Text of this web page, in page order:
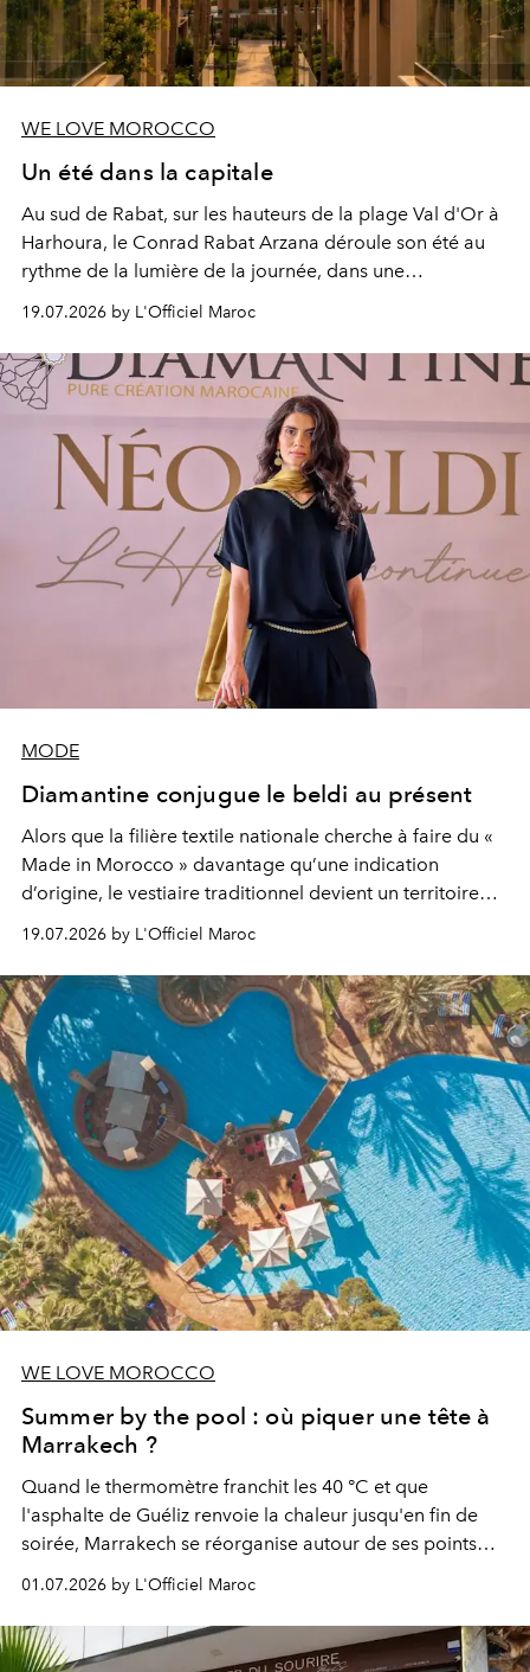
WE LOVE MOROCCO
Un été dans la capitale
Au sud de Rabat, sur les hauteurs de la plage Val d'Or à
Harhoura, le Conrad Rabat Arzana déroule son été au
rythme de la lumière de la journée, dans une
programmation pensée comme une succession de
rendez-vous avec l’océan.
19.07.2026 by L'Officiel Maroc
MODE
Diamantine conjugue le beldi au présent
Alors que la filière textile nationale cherche à faire du «
Made in Morocco » davantage qu’une indication
d’origine, le vestiaire traditionnel devient un territoire
d’expérimentation. Avec Néo Beldi, Diamantine en
révise les proportions et les usages pour l’inscrire dans
le quotidien contemporain, sans effacer la culture du
vêtement dont il procède.
19.07.2026 by L'Officiel Maroc
WE LOVE MOROCCO
Summer by the pool : où piquer une tête à
Marrakech ?
Quand le thermomètre franchit les 40 °C et que
l'asphalte de Guéliz renvoie la chaleur jusqu'en fin de
soirée, Marrakech se réorganise autour de ses points
d'eau. À l'Hivernage, le Es Saadi Marrakech Resort ouvre
les portes de son parc de huit hectares et de sa piscine
lagon de 2 400 m² avec trois formules Palace Day Pass
qui permettent d'y passer la journée.
01.07.2026 by L'Officiel Maroc